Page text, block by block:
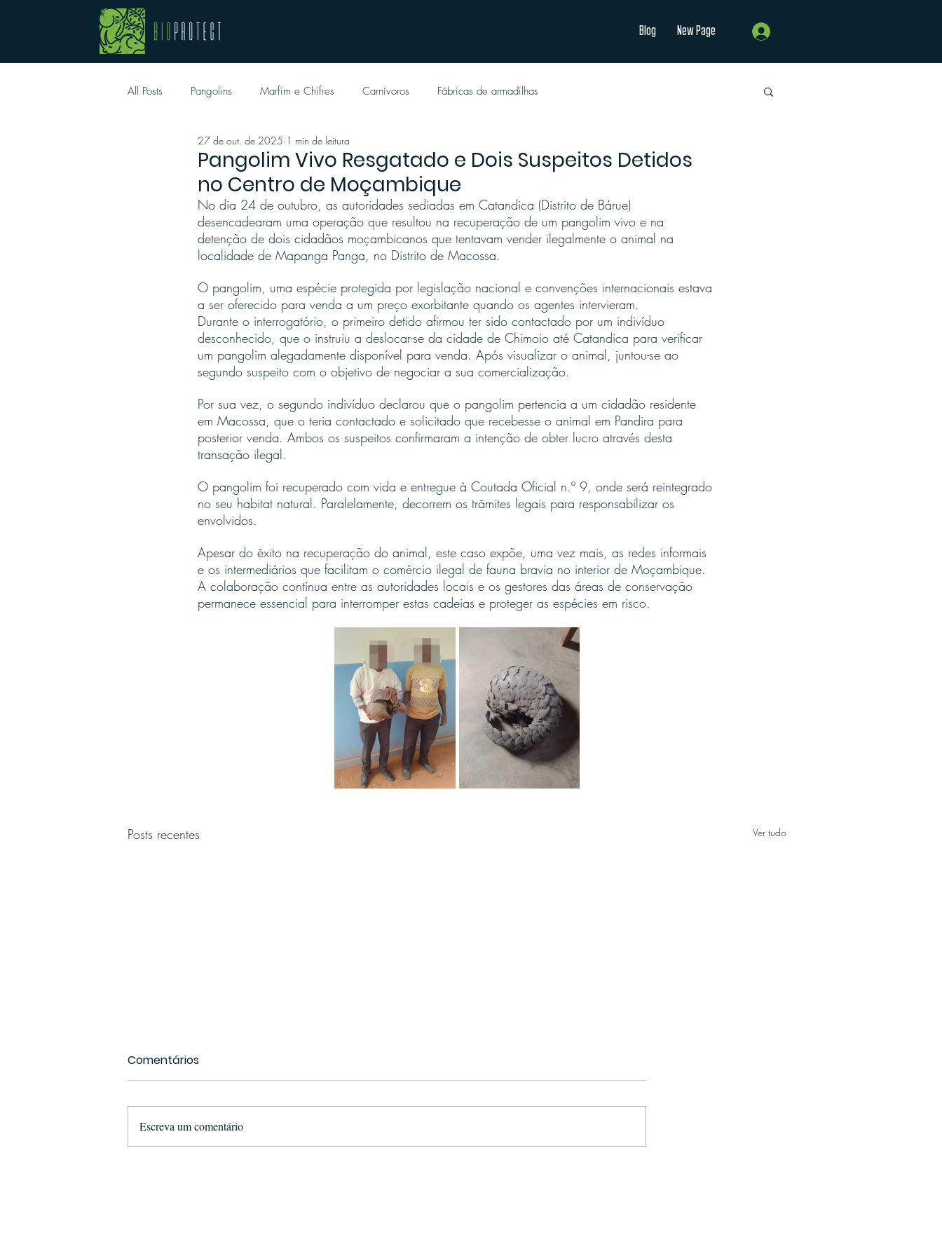
Blog New Page
All Posts Pangolins Marfim e Chifres Carnívoros Fábricas de armadilhas
Pangolim Vivo Resgatado e Dois Suspeitos Detidos
no Centro de Moçambique
27 de out. de 2025 1 min de leitura
No dia 24 de outubro, as autoridades sediadas em Catandica (Distrito de Bárue)
desencadearam uma operação que resultou na recuperação de um pangolim vivo e na
detenção de dois cidadãos moçambicanos que tentavam vender ilegalmente o animal na
localidade de Mapanga Panga, no Distrito de Macossa.
O pangolim, uma espécie protegida por legislação nacional e convenções internacionais estava
a ser oferecido para venda a um preço exorbitante quando os agentes intervieram.
Durante o interrogatório, o primeiro detido afirmou ter sido contactado por um indivíduo
desconhecido, que o instruiu a deslocar-se da cidade de Chimoio até Catandica para verificar
um pangolim alegadamente disponível para venda. Após visualizar o animal, juntou-se ao
segundo suspeito com o objetivo de negociar a sua comercialização.
Por sua vez, o segundo indivíduo declarou que o pangolim pertencia a um cidadão residente
em Macossa, que o teria contactado e solicitado que recebesse o animal em Pandira para
posterior venda. Ambos os suspeitos confirmaram a intenção de obter lucro através desta
transação ilegal.
O pangolim foi recuperado com vida e entregue à Coutada Oficial n.º 9, onde será reintegrado
no seu habitat natural. Paralelamente, decorrem os trâmites legais para responsabilizar os
envolvidos.
Apesar do êxito na recuperação do animal, este caso expõe, uma vez mais, as redes informais
e os intermediários que facilitam o comércio ilegal de fauna bravia no interior de Moçambique.
A colaboração contínua entre as autoridades locais e os gestores das áreas de conservação
permanece essencial para interromper estas cadeias e proteger as espécies em risco.
Posts recentes Ver tudo
Comentários
Escreva um comentário